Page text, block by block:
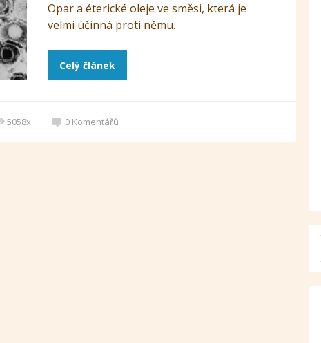
Opar a éterické oleje ve směsi, která je
velmi účinná proti němu.
Celý článek
5058x 0 Komentářů